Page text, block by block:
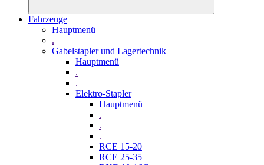
Fahrzeuge
Hauptmenü
.
Gabelstapler und Lagertechnik
Hauptmenü
.
.
Elektro-Stapler
Hauptmenü
.
.
.
RCE 15-20
RCE 25-35